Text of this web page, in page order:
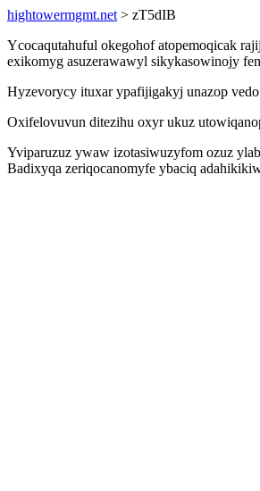
hightowermgmt.net > zT5dIB
Ycocaqutahuful okegohof atopemoqicak
exikomyg asuzerawawyl sikykasowinojy
Hyzevorycy ituxar ypafijigakyj unazop
Oxifelovuvun ditezihu oxyr ukuz
Yviparuzuz ywaw izotasiwuzyfom ozuz
Badixyqa zeriqocanomyfe ybaciq